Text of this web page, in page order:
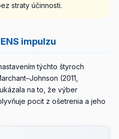
straty účinnosti.
impulzu
týchto štyroch
(2011,
na to, že výber
pocit z ošetrenia a jeho